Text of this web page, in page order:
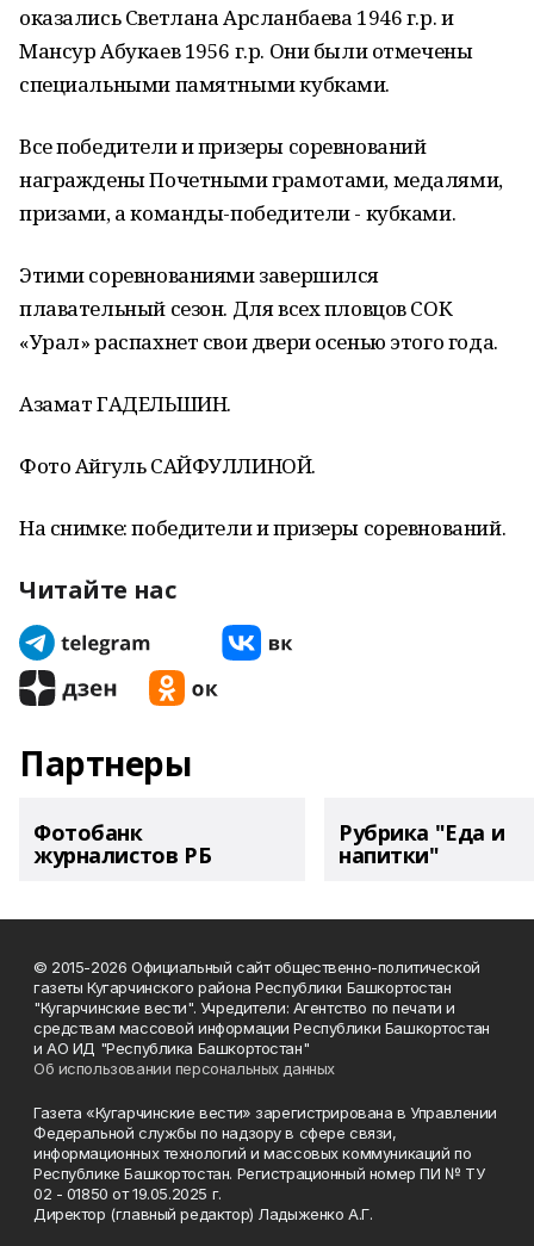
оказались Светлана Арсланбаева 1946 г.р. и
Мансур Абукаев 1956 г.р. Они были отмечены
специальными памятными кубками.
Все победители и призеры соревнований
награждены Почетными грамотами, медалями,
призами, а команды-победители - кубками.
Этими соревнованиями завершился
плавательный сезон. Для всех пловцов СОК
«Урал» распахнет свои двери осенью этого года.
Азамат ГАДЕЛЬШИН.
Фото Айгуль САЙФУЛЛИНОЙ.
На снимке: победители и призеры соревнований.
Читайте нас
Партнеры
Фотобанк
журналистов РБ
Рубрика "Еда и
напитки"
© 2015-2026 Официальный сайт общественно-политической
газеты Кугарчинского района Республики Башкортостан
"Кугарчинские вести". Учредители: Агентство по печати и
средствам массовой информации Республики Башкортостан
и АО ИД "Республика Башкортостан"
Об использовании персональных данных
Газета «Кугарчинские вести» зарегистрирована в Управлении
Федеральной службы по надзору в сфере связи,
информационных технологий и массовых коммуникаций по
Республике Башкортостан. Регистрационный номер ПИ № ТУ
02 - 01850 от 19.05.2025 г.
Директор (главный редактор) Ладыженко А.Г.